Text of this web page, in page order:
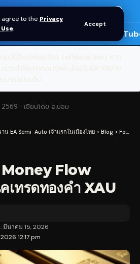
agree to the Privacy
.
Accept
SPDR 🎬
· เขียนโดย อ.บอม
EA Semi-Auto เจ้าแรกในเมืองไทย > Blog > Forex Trading
Money Flow
เทรดทองคำ XAU
12:17 pm
มีนาคม 15, 2026